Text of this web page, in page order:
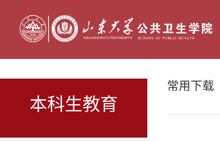
本科生教育
常用下载